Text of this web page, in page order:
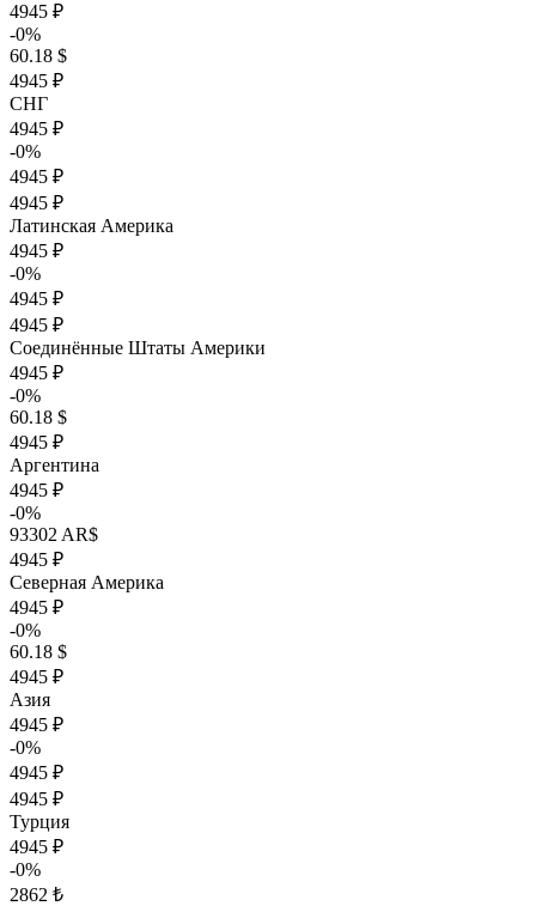
4945 ₽
-0%
60.18 $
4945 ₽
СНГ
4945 ₽
-0%
4945 ₽
4945 ₽
Латинская Америка
4945 ₽
-0%
4945 ₽
4945 ₽
Соединённые Штаты Америки
4945 ₽
-0%
60.18 $
4945 ₽
Аргентина
4945 ₽
-0%
93302 AR$
4945 ₽
Северная Америка
4945 ₽
-0%
60.18 $
4945 ₽
Азия
4945 ₽
-0%
4945 ₽
4945 ₽
Турция
4945 ₽
-0%
2862 ₺